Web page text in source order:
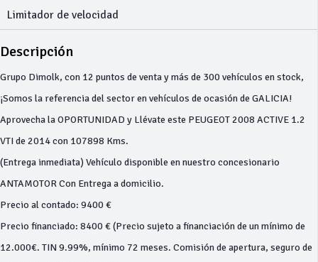
Limitador de velocidad
Descripción
Grupo Dimolk, con 12 puntos de venta y más de 300 vehículos en stock,
¡Somos la referencia del sector en vehículos de ocasión de GALICIA!
Aprovecha la OPORTUNIDAD y Llévate este PEUGEOT 2008 ACTIVE 1.2
VTI de 2014 con 107898 Kms.
(Entrega inmediata) Vehículo disponible en nuestro concesionario
ANTAMOTOR Con Entrega a domicilio.
Precio al contado: 9400 €
Precio financiado: 8400 € (Precio sujeto a financiación de un mínimo de
12.000€. TIN 9.99%, mínimo 72 meses. Comisión de apertura, seguro de